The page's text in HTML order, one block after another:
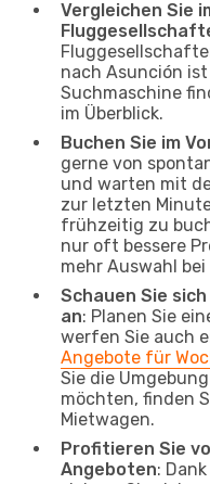
Vergleichen Sie
nach Asunción
Suchmaschine
im Überblick.
Buchen Sie im
gerne von
und warten mit
zur letzten
frühzeitig zu
nur oft bessere
mehr Auswahl
Schauen Sie
an: Planen Sie
werfen Sie auch
Angebote für
Sie die
möchten, finden
Mietwagen.
Profitieren Sie
Angeboten: